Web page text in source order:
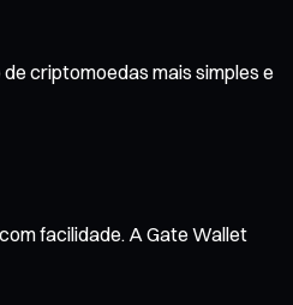
criptomoedas mais simples e
facilidade. A Gate Wallet